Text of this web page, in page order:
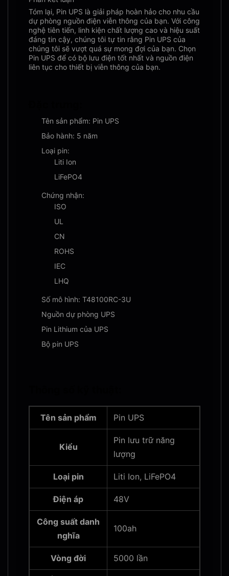
Tóm lại, Pin UPS là giải pháp hoàn hảo cho nhu cầu
dự phòng nguồn điện viễn thông của bạn. Với công
nghệ tiên tiến, linh kiện chất lượng cao và hiệu suất
đáng tin cậy, chúng tôi tự tin rằng Pin UPS của
chúng tôi sẽ vượt quá sự mong đợi của bạn. Chọn
Pin UPS để có bộ lưu điện tốt nhất và nguồn điện
liên tục cho thiết bị viễn thông của bạn.
Tên sản phẩm: Pin UPS
Bảo hành: 5 năm
Loại pin:
Liti Ion
LiFePO4
Chứng nhận:
ISO
UL
CN
ROHS
IEC
LHQ
Số mô hình: T48100RC-3U
Nguồn dự phòng UPS
Pin Lithium của UPS
Bộ pin UPS
Tên sản phẩm Pin UPS
Kiểu
Pin lưu trữ năng
lượng
Loại pin Liti Ion, LiFePO4
Điện áp 48V
Công suất danh
nghĩa
100ah
Vòng đời 5000 lần